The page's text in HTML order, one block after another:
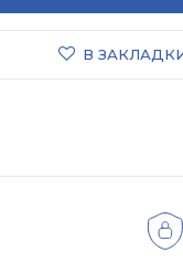
В